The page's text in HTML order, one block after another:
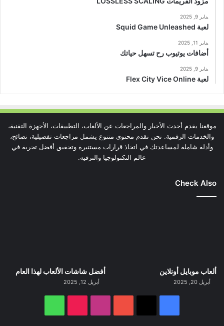
يناير 9, 2025
لعبة Squid Game Unleashed
يناير 11, 2025
أضافات يوتيوب رح تسهل حياتك
يناير 9, 2025
لعبة Flex City Vice Online
موقعنا يقدم أحدث الأخبار والمراجعات عن الألعاب، التطبيقات، الأجهزة التقنية،
والخدمات الرقمية. نحن نقدم محتوى متنوع يشمل مراجعات تفصيلية، نصائح،
وأدلة شاملة لمساعدتك في اتخاذ قرارات مستنيرة وتحقيق أفضل تجربة في
عالم التكنولوجيا والترفيه.
Check Also
ألعاب موبايل أونلاين
أبريل 20, 2025
أفضل شاشات الألعاب لهذا العام
أبريل 12, 2025